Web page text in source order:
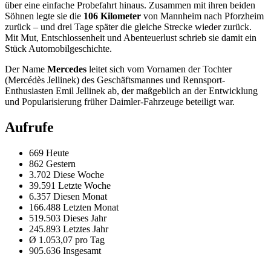
über eine einfache Probefahrt hinaus. Zusammen mit ihren beiden
Söhnen legte sie die 106 Kilometer von Mannheim nach Pforzheim
zurück – und drei Tage später die gleiche Strecke wieder zurück.
Mit Mut, Entschlossenheit und Abenteuerlust schrieb sie damit ein
Stück Automobilgeschichte.
Der Name Mercedes leitet sich vom Vornamen der Tochter
(Mercédès Jellinek) des Geschäftsmannes und Rennsport-
Enthusiasten Emil Jellinek ab, der maßgeblich an der Entwicklung
und Popularisierung früher Daimler-Fahrzeuge beteiligt war.
Aufrufe
669 Heute
862 Gestern
3.702 Diese Woche
39.591 Letzte Woche
6.357 Diesen Monat
166.488 Letzten Monat
519.503 Dieses Jahr
245.893 Letztes Jahr
Ø 1.053,07 pro Tag
905.636 Insgesamt